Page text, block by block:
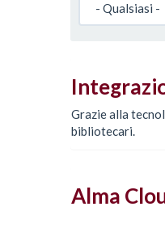
Grazie alla
bibliotecari.
Alma